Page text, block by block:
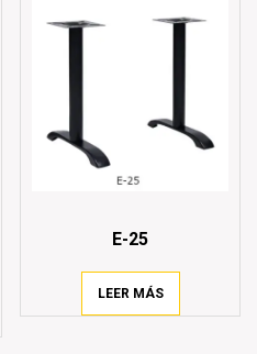
E-25
LEER MÁS